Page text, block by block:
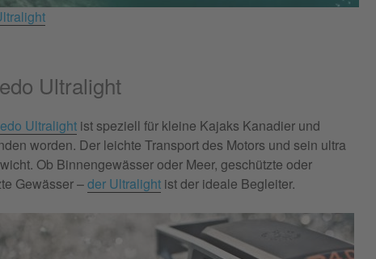
Ultralight
Ultralight ist speziell für kleine Kajaks Kanadier und
worden. Der leichte Transport des Motors und sein ultra
Ob Binnengewässer oder Meer, geschützte oder
Gewässer –der Ultralight ist der ideale Begleiter.